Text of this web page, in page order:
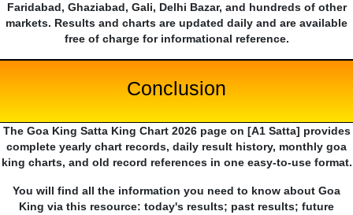
Faridabad, Ghaziabad, Gali, Delhi Bazar, and hundreds of other
markets. Results and charts are updated daily and are available
free of charge for informational reference.
Conclusion
The Goa King Satta King Chart 2026 page on [A1 Satta] provides
complete yearly chart records, daily result history, monthly goa
king charts, and old record references in one easy-to-use format.
You will find all the information you need to know about Goa
King via this resource: today's results; past results; future